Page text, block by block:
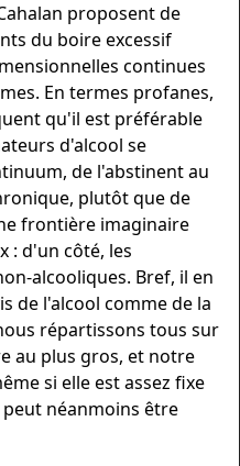
proposent de
du boire excessif
continues
En termes profanes,
qu'il est préférable
d'alcool se
de l'abstinent au
plutôt que de
frontière imaginaire
: d'un côté, les
alcooliques. Bref, il en
de l'alcool comme de la
répartissons tous sur
au plus gros, et notre
si elle est assez fixe
néanmoins être